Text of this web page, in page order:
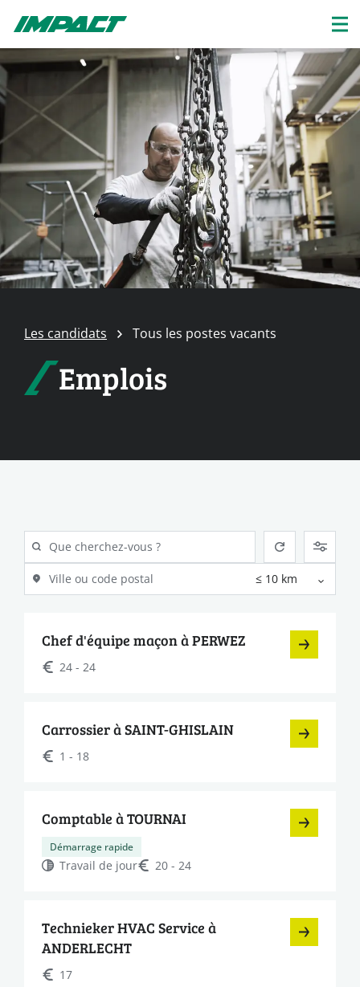
Les candidats Tous les postes vacants
Emplois
Chef d'équipe maçon à PERWEZ
24 - 24
Carrossier à SAINT-GHISLAIN
1 - 18
Comptable à TOURNAI
Démarrage rapide
Travail de jour 20 - 24
Technieker HVAC Service à
ANDERLECHT
17